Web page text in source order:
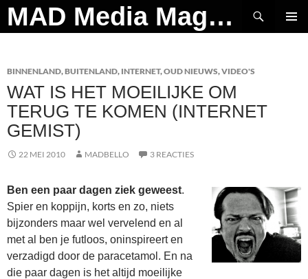
Ga
naar
MAD Media Magazine
Zoeken
BINNENLAND,BUITENLAND, INTERNET,OUD NIEUWS,VIDEO'S
WAT IS HET MOEILIJKE OM
TERUG TE KOMEN (INTERNET
GEMIST)
22 MEI 2010 MADBELLO 3 REACTIES
Ben een paar dagen ziek geweest.
Spier en koppijn, korts en zo, niets
bijzonders maar wel vervelend en al
met al ben je futloos, oninspireert en
verzadigd door de paracetamol. En na
die paar dagen is het altijd moeilijke